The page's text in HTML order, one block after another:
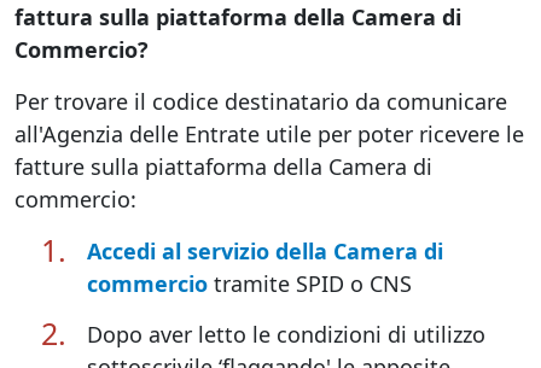
fattura sulla piattaforma della Camera di
Commercio?
Per trovare il codice destinatario da comunicare
all'Agenzia delle Entrate utile per poter ricevere le
fatture sulla piattaforma della Camera di
commercio:
Accedi al servizio della Camera di
commercio tramite SPID o CNS
Dopo aver letto le condizioni di utilizzo